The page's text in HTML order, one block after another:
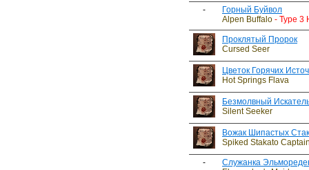
-
Горный Буйвол
Alpen Buffalo - Type 3
Проклятый Пророк
Cursed Seer
Цветок Горячих
Hot Springs Flava
Безмолвный
Silent Seeker
Вожак Шипастых
Spiked Stakato
-
Служанка